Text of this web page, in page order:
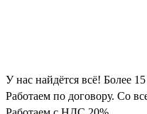
У нас найдётся всё! Более
Работаем по договору. Со